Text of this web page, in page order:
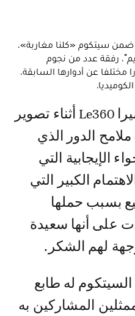
سيتكوم «كلنا مغاربة»،
رفقة عدد من نجوم
مختلفا عن أدوارها السابقة،
الدور الذي
الإيجابية التي
الكبير التي
بسبب حملها
على أنها سعيدة
لهم الشكر.
له طابع
المشاركين به